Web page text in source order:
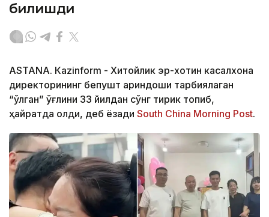
билишди
ASTANA. Кazinform - Хитойлик эр-хотин касалхона
директорининг бепушт қариндоши тарбиялаган
“ўлган” ўғлини 33 йилдан сўнг тирик топиб,
ҳайратда қолди, деб ёзади South China Morning Post.